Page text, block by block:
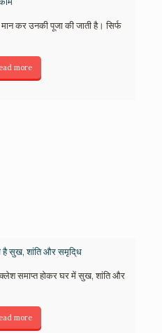
कर उनकी पूजा की जाती है। सिर्फ
more
सुख, शांति और समृदि्ध
समाप्त होकर घर में सुख, शांति और
more